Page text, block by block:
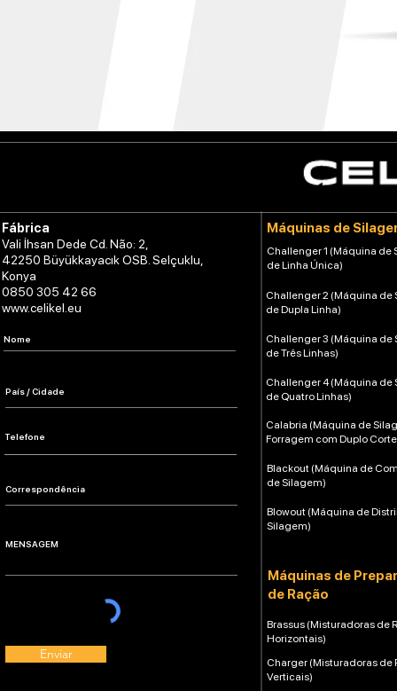
Fábrica
Vali İhsan Dede Cd. Não: 2,
42250 Büyükkayacık OSB. Selçuklu,
Konya
0850 305 42 66
www.celikel.eu
Enviar
Máquinas de
Challenger 1 (Máquina de
de Linha Única)
Challenger 2 (Máquina de
de Dupla Linha)
Calabria (Máquina de
Forragem com Duplo
Blackout (Máquina de
de Silagem)
Blowout (Máquina de
Silagem)
Máquinas de
de Ração
Challenger 4 (Máquina de
de Quatro Linhas)
Challenger 3 (Máquina de
de Três Linhas)
Brassus (Misturadoras de
Horizontais)
Charger (Misturadoras de
Verticais)